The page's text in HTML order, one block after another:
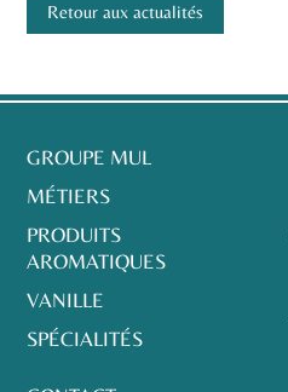
Retour aux actualités
GROUPE MUL
MÉTIERS
PRODUITS
AROMATIQUES
VANILLE
SPÉCIALITÉS